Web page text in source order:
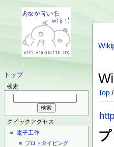
トップ
検索
クイックアクセス
電子工作
プロトタイピング
Top